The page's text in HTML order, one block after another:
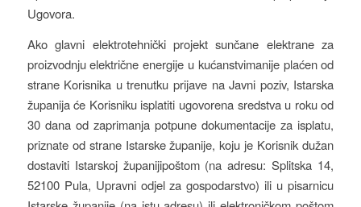
Ugovora.
Ako glavni elektrotehnički projekt sunčane elektrane za
proizvodnju električne energije u kućanstvimanije plaćen od
strane Korisnika u trenutku prijave na Javni poziv, Istarska
županija će Korisniku isplatiti ugovorena sredstva u roku od
30 dana od zaprimanja potpune dokumentacije za isplatu,
priznate od strane Istarske županije, koju je Korisnik dužan
dostaviti Istarskoj županijipoštom (na adresu: Splitska 14,
52100 Pula, Upravni odjel za gospodarstvo) ili u pisarnicu